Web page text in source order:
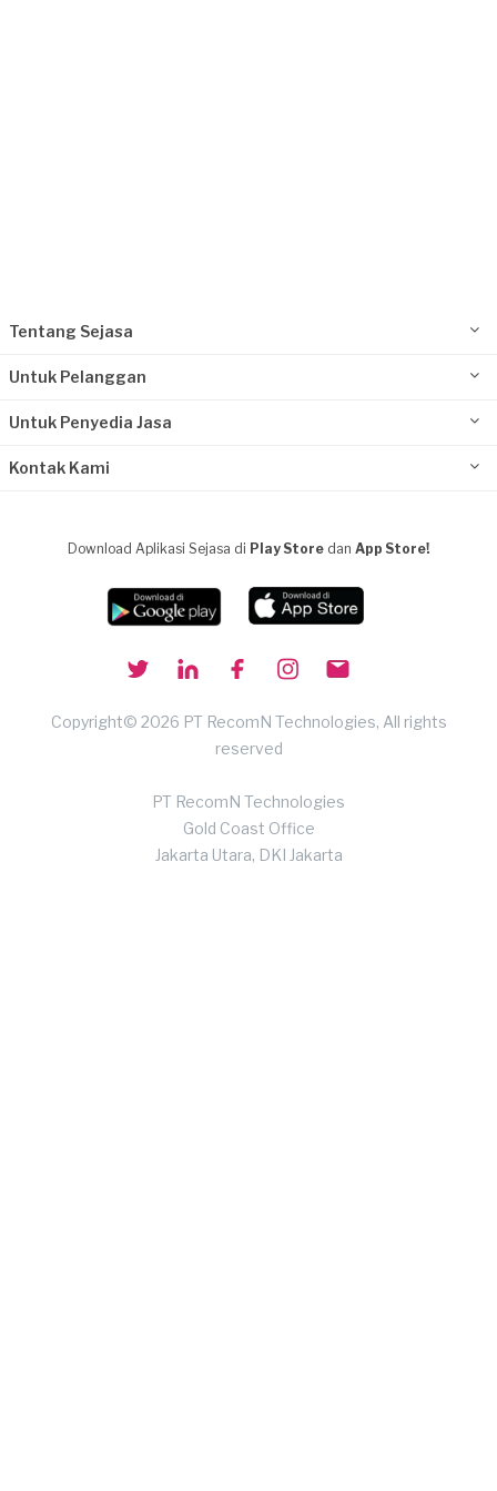
Tentang Sejasa
Untuk Pelanggan
Untuk Penyedia Jasa
Kontak Kami
Download Aplikasi Sejasa di Play Store dan App Store!
Copyright© 2026 PT RecomN Technologies, All rights
reserved
PT RecomN Technologies
Gold Coast Office
Jakarta Utara, DKI Jakarta